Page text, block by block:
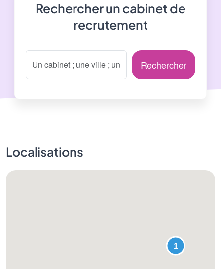
Rechercher un cabinet de
recrutement
Rechercher
Localisations